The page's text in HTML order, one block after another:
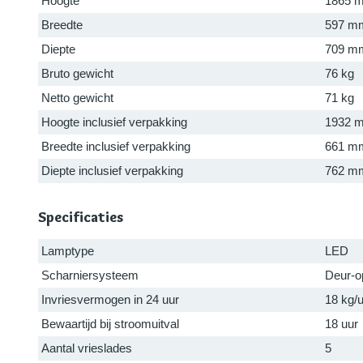
Breedte
597
Diepte
709
Bruto gewicht
76 kg
Netto gewicht
71 kg
Hoogte inclusief verpakking
1932
Breedte inclusief verpakking
661
Diepte inclusief verpakking
762
Specificaties
Lamptype
LED
Scharniersysteem
Deur-
Invriesvermogen in 24 uur
18 kg/
Bewaartijd bij stroomuitval
18 uur
Aantal vrieslades
5